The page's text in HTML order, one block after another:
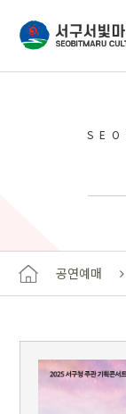
공연예매